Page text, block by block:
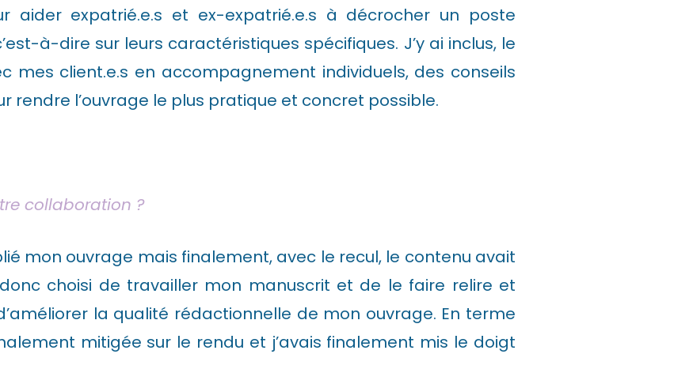
expatrié.e.s et ex-expatrié.e.s à décrocher un poste
à-dire sur leurs caractéristiques spécifiques. J’y ai inclus, le
mes client.e.s en accompagnement individuels, des conseils
rendre l’ouvrage le plus pratique et concret possible.
collaboration ?
mon ouvrage mais finalement, avec le recul, le contenu avait
choisi de travailler mon manuscrit et de le faire relire et
la qualité rédactionnelle de mon ouvrage. En terme
mitigée sur le rendu et j’avais finalement mis le doigt